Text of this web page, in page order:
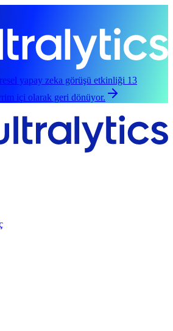
yapay zeka görüşü etkinliği 13
içi olarak geri dönüyor.